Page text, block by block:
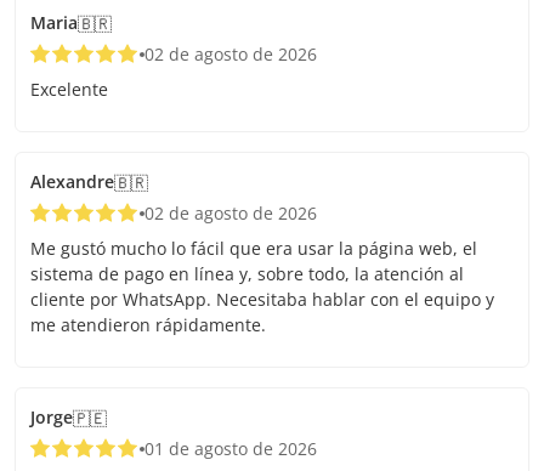
Maria🇧🇷
02 de agosto de 2026
Excelente
Alexandre🇧🇷
02 de agosto de 2026
Me gustó mucho lo fácil que era usar la página web, el
sistema de pago en línea y, sobre todo, la atención al
cliente por WhatsApp. Necesitaba hablar con el equipo y
me atendieron rápidamente.
Jorge🇵🇪
01 de agosto de 2026